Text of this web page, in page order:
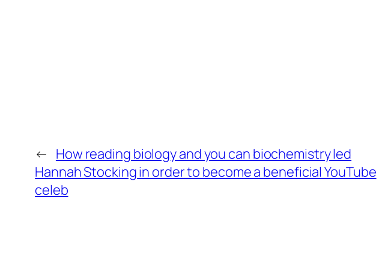
← How reading biology and you can biochemistry led
Hannah Stocking in order to become a beneficial YouTube
celeb